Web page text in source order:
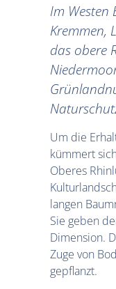
Im Westen
Kremmen,
das obere
Um die
kümmert
Oberes
langen
Sie geben
Dimension.
Zuge von
gepflanzt.